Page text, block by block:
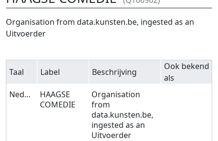
Ga naar:navigatie,zoeken
Organisation from data.kunsten.be, ingested as an
Uitvoerder
Taal Label Beschrijving
Ook bekend
als
Nederlands
HAAGSE
COMEDIE
Organisation
from
data.kunsten.be,
ingested as an
Uitvoerder